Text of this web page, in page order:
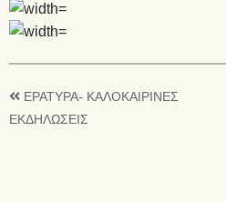
ΕΡΑΤΥΡΑ- ΚΑΛΟΚΑΙΡΙΝΕΣ
ΕΚΔΗΛΩΣΕΙΣ